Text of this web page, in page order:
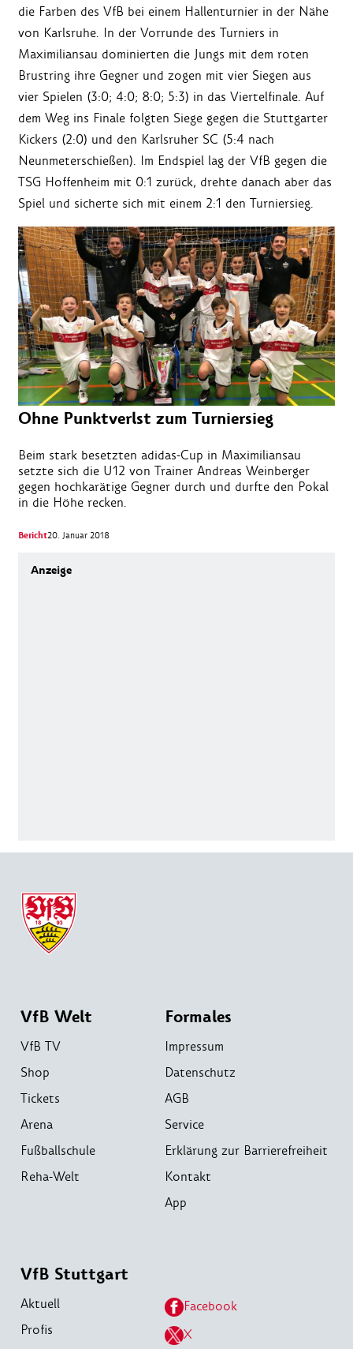
die Farben des VfB bei einem Hallenturnier in der Nähe
von Karlsruhe. In der Vorrunde des Turniers in
Maximiliansau dominierten die Jungs mit dem roten
Brustring ihre Gegner und zogen mit vier Siegen aus
vier Spielen (3:0; 4:0; 8:0; 5:3) in das Viertelfinale. Auf
dem Weg ins Finale folgten Siege gegen die Stuttgarter
Kickers (2:0) und den Karlsruher SC (5:4 nach
Neunmeterschießen). Im Endspiel lag der VfB gegen die
TSG Hoffenheim mit 0:1 zurück, drehte danach aber das
Spiel und sicherte sich mit einem 2:1 den Turniersieg.
Ohne Punktverlst zum Turniersieg
Beim stark besetzten adidas-Cup in Maximiliansau
setzte sich die U12 von Trainer Andreas Weinberger
gegen hochkarätige Gegner durch und durfte den Pokal
in die Höhe recken.
Bericht20. Januar 2018
VfB Welt
VfB TV
Shop
Tickets
Arena
Fußballschule
Reha-Welt
Formales
Impressum
Datenschutz
AGB
Service
Erklärung zur Barrierefreiheit
Kontakt
App
VfB Stuttgart
Aktuell
Profis
Facebook
X